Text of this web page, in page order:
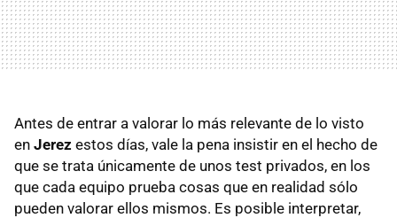
Antes de entrar a valorar lo más relevante de lo visto
en Jerez estos días, vale la pena insistir en el hecho de
que se trata únicamente de unos test privados, en los
que cada equipo prueba cosas que en realidad sólo
pueden valorar ellos mismos. Es posible interpretar,